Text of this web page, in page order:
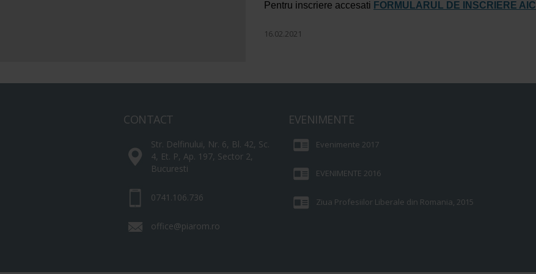
Pentru inscriere accesati FORMULARUL DE INSCRIERE AICI
16.02.2021
CONTACT
Str. Delfinului, Nr. 6, Bl. 42, Sc.
4, Et. P, Ap. 197, Sector 2,
Bucuresti
0741.106.736
office@piarom.ro
EVENIMENTE
Evenimente 2017
EVENIMENTE 2016
Ziua Profesiilor Liberale din Romania, 2015